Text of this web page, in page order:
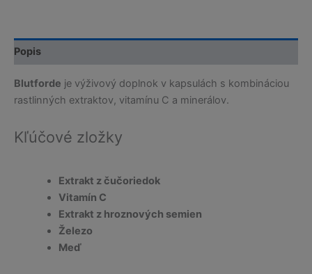
Popis
Blutforde je výživový doplnok v kapsulách s kombináciou
rastlinných extraktov, vitamínu C a minerálov.
Kľúčové zložky
Extrakt z čučoriedok
Vitamín C
Extrakt z hroznových semien
Železo
Meď